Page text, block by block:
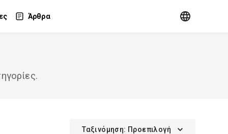
Άρθρα
Ταξινόμηση: Προεπιλογή